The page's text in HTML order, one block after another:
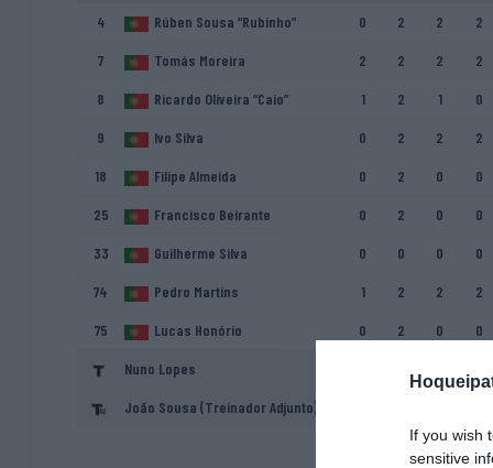
If you wish
sensitive
4 Rúben Sousa “Rubinho” 0 2 2 2
7 Tomás Moreira 2 2 2 2
8 Ricardo Oliveira “Caio” 1 2 1 0
9 Ivo Silva 0 2 2 2
18 Filipe Almeida 0 2 0 0
25 Francisco Beirante 0 2 0 0
33 Guilherme Silva 0 0 0 0
74 Pedro Martins 1 2 2 2
75 Lucas Honório 0 2 0 0
Nuno Lopes
João Sousa (Treinador Adjunto)